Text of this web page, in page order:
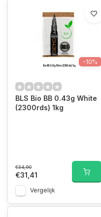
-10%
BLS Bio BB 0.43g White
(2300rds) 1kg
€34,90
€31,41
Vergelijk